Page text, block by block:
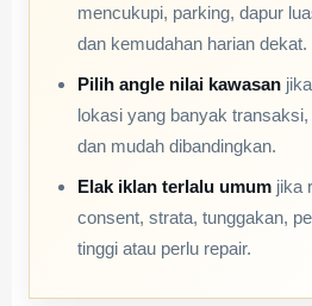
mencukupi, parking, dapur
dan kemudahan harian dekat.
Pilih angle nilai kawasan
lokasi yang banyak
dan mudah dibandingkan.
Elak iklan terlalu umum jika
consent, strata, tunggakan,
tinggi atau perlu repair.